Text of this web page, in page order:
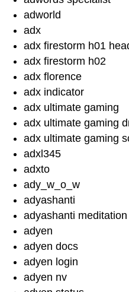
adworld
adx
adx firestorm h01
adx firestorm h02
adx florence
adx indicator
adx ultimate gaming
adx ultimate gaming
adx ultimate gaming
adxl345
adxto
ady_w_o_w
adyashanti
adyashanti meditation
adyen
adyen docs
adyen login
adyen nv